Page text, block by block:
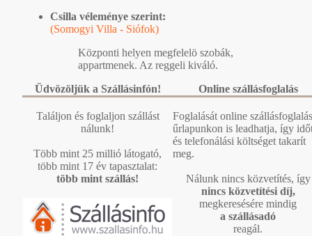
Csilla véleménye szerint:
(Somogyi Villa - Siófok)
Központi helyen megfelelö szobák,
appartmenek. Az reggeli kiváló.
Üdvözöljük a Szállásinfón!
Találjon és foglaljon szállást
nálunk!
Több mint 25 millió látogató,
több mint 17 év tapasztalat:
több mint szállás!
Online szállásfoglalás
Foglalását online
űrlapunkon is leadhatja, így
és telefonálási költséget takarít
meg.
Nálunk nincs közvetítés, így
nincs közvetítési díj,
megkeresésére mindig
a szállásadó
reagál.